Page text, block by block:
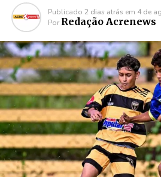
Publicado 2 dias atrás em 4 de
Por Redação Acrenews